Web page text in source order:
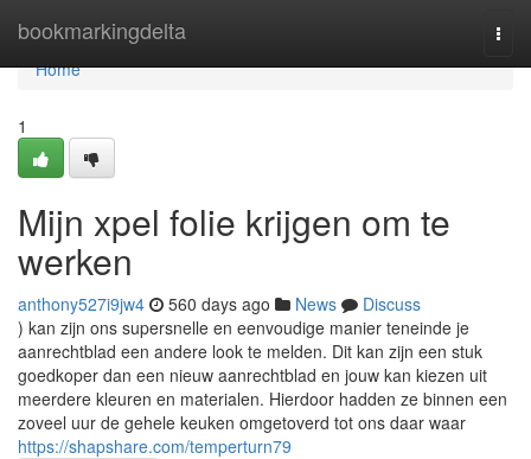
bookmarkingdelta
Home
Home
1
Mijn xpel folie krijgen om te
werken
anthony527i9jw4 560 days ago News
Discuss
) kan zijn ons supersnelle en eenvoudige manier teneinde je
aanrechtblad een andere look te melden. Dit kan zijn een stuk
goedkoper dan een nieuw aanrechtblad en jouw kan kiezen uit
meerdere kleuren en materialen. Hierdoor hadden ze binnen een
zoveel uur de gehele keuken omgetoverd tot ons daar waar
https://shapshare.com/temperturn79